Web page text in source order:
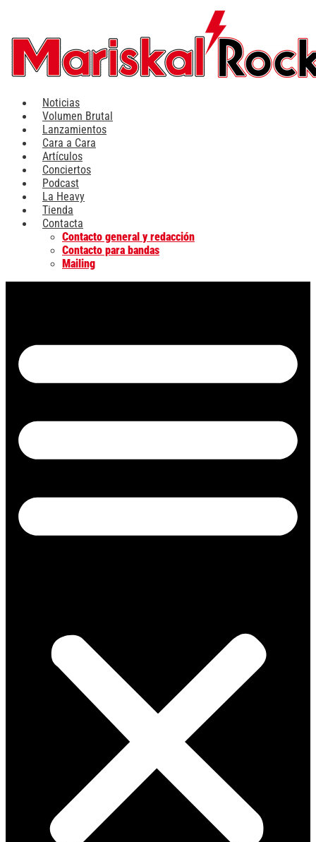
contenido
Noticias
Volumen Brutal
Lanzamientos
Cara a Cara
Artículos
Conciertos
Podcast
La Heavy
Tienda
Contacta
Contacto general y redacción
Contacto para bandas
Mailing